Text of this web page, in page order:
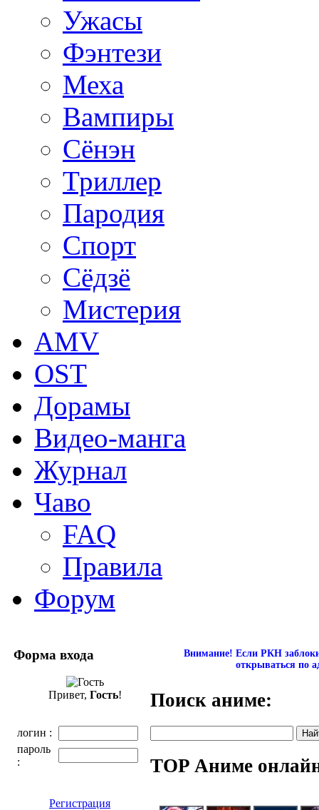
Ужасы
Фэнтези
Меха
Вампиры
Сёнэн
Триллер
Пародия
Спорт
Сёдзё
Мистерия
AMV
OST
Дорамы
Видео-манга
Журнал
Чаво
FAQ
Правила
Форум
Форма входа
Привет, Гость!
логин :
пароль
:
Регистрация
Внимание! Если РКН
открываться по
Поиск аниме:
TOP Аниме